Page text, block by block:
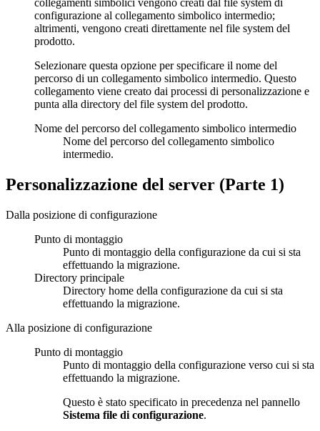
configurazione al collegamento simbolico intermedio;
altrimenti, vengono creati direttamente nel file system del
prodotto.
Selezionare questa opzione per specificare il nome del
percorso di un collegamento simbolico intermedio. Questo
collegamento viene creato dai processi di personalizzazione e
punta alla directory del file system del prodotto.
Nome del percorso del collegamento simbolico intermedio
Nome del percorso del collegamento simbolico
intermedio.
Personalizzazione del server (Parte 1)
Dalla posizione di configurazione
Punto di montaggio
Punto di montaggio della configurazione da cui si sta
effettuando la migrazione.
Directory principale
Directory home della configurazione da cui si sta
effettuando la migrazione.
Alla posizione di configurazione
Punto di montaggio
Punto di montaggio della configurazione verso cui si sta
effettuando la migrazione.
Questo è stato specificato in precedenza nel pannello
Sistema file di configurazione.